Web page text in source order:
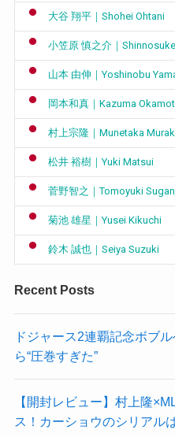
大谷 翔平｜Shohei Ohtani
小笠原 慎之介｜
山本 由伸｜Yoshinobu
岡本和真｜Kazuma
村上宗隆｜Munetaka
松井 裕樹｜Yuki Matsui
菅野智之｜Tomoyuki
菊池 雄星｜Yusei Kikuchi
鈴木 誠也｜Seiya Suzuki
Recent Posts
ドジャース2連覇記念ボブ
ら“圧巻すぎた”
【開封レビュー】村上隆
ス！カーショウのシリアル